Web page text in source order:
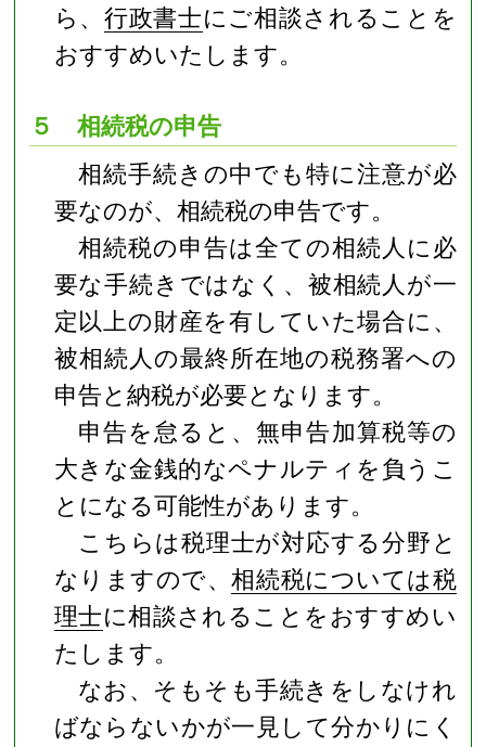
ら、 行政書士にご相談されることを
おすすめいたします。
５ 相続税の申告
相続手続きの中でも特に注意が必
要なのが、相続税の申告です。
相続税の申告は全ての相続人に必
要な手続きではなく、被相続人が一
定以上の財産を有していた場合に、
被相続人の最終所在地の税務署への
申告と納税が必要となります。
申告を怠ると、無申告加算税等の
大きな金銭的なペナルティを負うこ
とになる可能性があります。
こちらは税理士が対応する分野と
なりますので、相続税については税
理士に相談されることをおすすめい
たします。
なお、そもそも手続きをしなけれ
ばならないかが一見して分かりにく